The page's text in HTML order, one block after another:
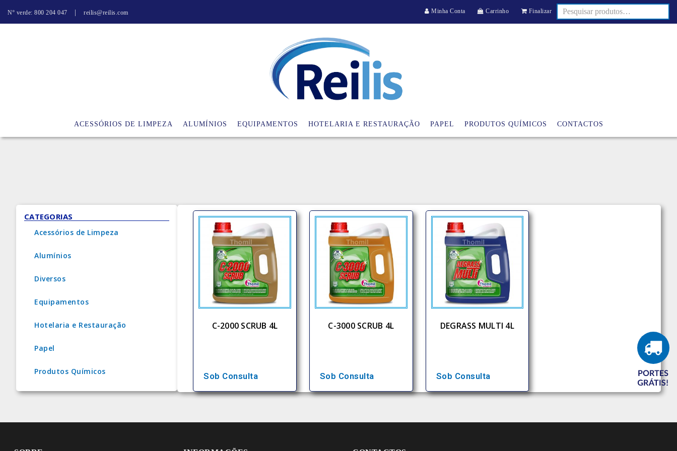
Nº verde: 800 204 047 reilis@reilis.com Minha Conta Carrinho Finalizar
ACESSÓRIOS DE LIMPEZA ALUMÍNIOS EQUIPAMENTOS HOTELARIA E RESTAURAÇÃO PAPEL PRODUTOS QUÍMICOS CONTACTOS
CATEGORIAS
Acessórios de Limpeza
Alumínios
Diversos
Equipamentos
Hotelaria e Restauração
Papel
Produtos Químicos
C-2000 SCRUB 4L
Sob Consulta
C-3000 SCRUB 4L
Sob Consulta
DEGRASS MULTI 4L
Sob Consulta